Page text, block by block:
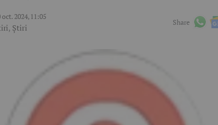
oct. 2024, 11:05
, Știri
Share